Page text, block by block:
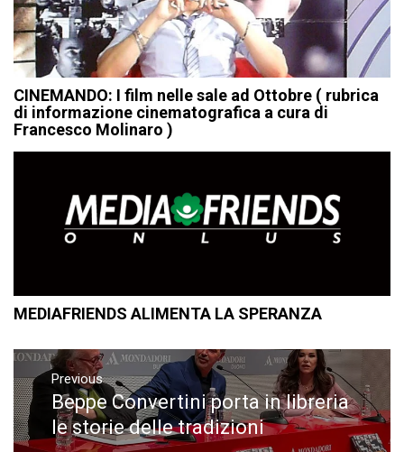
CINEMANDO: I film nelle sale ad Ottobre ( rubrica
di informazione cinematografica a cura di
Francesco Molinaro )
MEDIAFRIENDS ALIMENTA LA SPERANZA
Navigazione
articoli
Previous
Previous
post:
Beppe Convertini porta in libreria
le storie delle tradizioni